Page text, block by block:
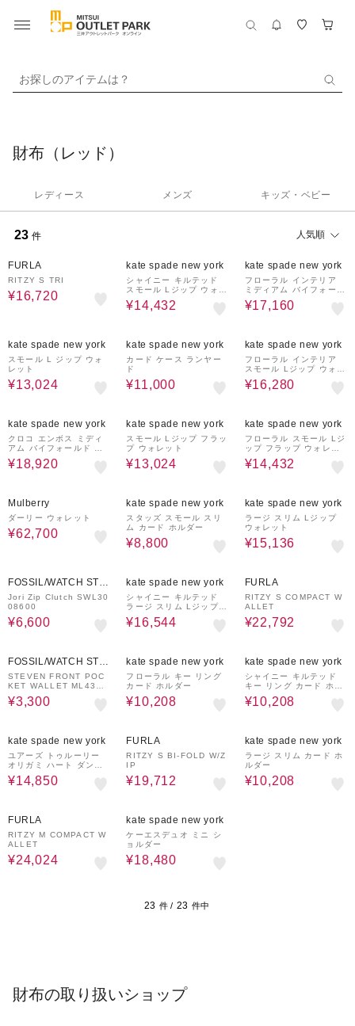
お探しのアイテムは？
財布（レッド）
レディース メンズ キッズ・ベビー
23 件 人気順
FURLA
RITZY S TRI
¥16,720
kate spade new york
シャイニー キルテッド
スモール Lジップ ウォレ
ット
¥14,432
kate spade new york
フローラル インテリア
ミディアム バイフォール
ド ウォレット
¥17,160
kate spade new york
スモール L ジップ ウォ
レット
¥13,024
kate spade new york
カード ケース ランヤー
ド
¥11,000
kate spade new york
フローラル インテリア
スモール Lジップ ウォレ
ット
¥16,280
kate spade new york
クロコ エンボス ミディ
アム バイフォールド ウ
ォレット
¥18,920
kate spade new york
スモール Lジップ フラッ
プ ウォレット
¥13,024
kate spade new york
フローラル スモール Lジ
ップ フラップ ウォレッ
ト
¥14,432
Mulberry
ダーリー ウォレット
¥62,700
kate spade new york
スタッズ スモール スリ
ム カード ホルダー
¥8,800
kate spade new york
ラージ スリム Lジップ
ウォレット
¥15,136
FOSSIL/WATCH STAT
ION INTERNATIONAL
Jori Zip Clutch SWL30
08600
¥6,600
kate spade new york
シャイニー キルテッド
ラージ スリム Lジップ
ウォレット
¥16,544
FURLA
RITZY S COMPACT W
ALLET
¥22,792
FOSSIL/WATCH STAT
ION INTERNATIONAL
STEVEN FRONT POC
KET WALLET ML4396
210
¥3,300
kate spade new york
フローラル キー リング
カード ホルダー
¥10,208
kate spade new york
シャイニー キルテッド
キー リング カード ホル
ダー
¥10,208
kate spade new york
ユアーズ トゥルーリー
オリガミ ハート ダング
ル
¥14,850
FURLA
RITZY S BI-FOLD W/Z
IP
¥19,712
kate spade new york
ラージ スリム カード ホ
ルダー
¥10,208
FURLA
RITZY M COMPACT W
ALLET
¥24,024
kate spade new york
ケーエスデュオ ミニ シ
ョルダー
¥18,480
23 件 / 23 件中
財布の取り扱いショップ